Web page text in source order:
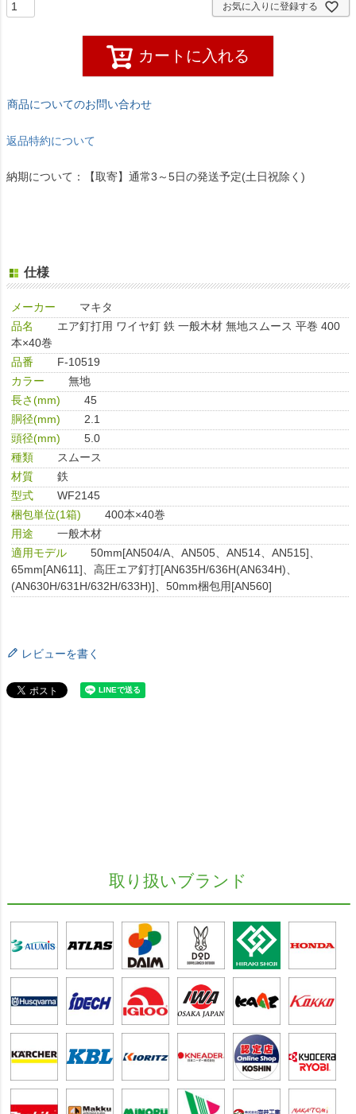
お気に入りに登録する
カートに入れる
商品についてのお問い合わせ
返品特約について
納期について：【取寄】通常3～5日の発送予定(土日祝除く)
仕様
メーカー
マキタ
品名
エア釘打用 ワイヤ釘 鉄 一般木材 無地スムース 平巻 400
本×40巻
品番
F-10519
カラー
無地
長さ(mm)
45
胴径(mm)
2.1
頭径(mm)
5.0
種類
スムース
材質
鉄
型式
WF2145
梱包単位(1箱)
400本×40巻
用途
一般木材
適用モデル
50mm[AN504/A、AN505、AN514、AN515]、
65mm[AN611]、高圧エア釘打[AN635H/636H(AN634H)、
(AN630H/631H/632H/633H)]、50mm梱包用[AN560]
レビューを書く
取り扱いブランド